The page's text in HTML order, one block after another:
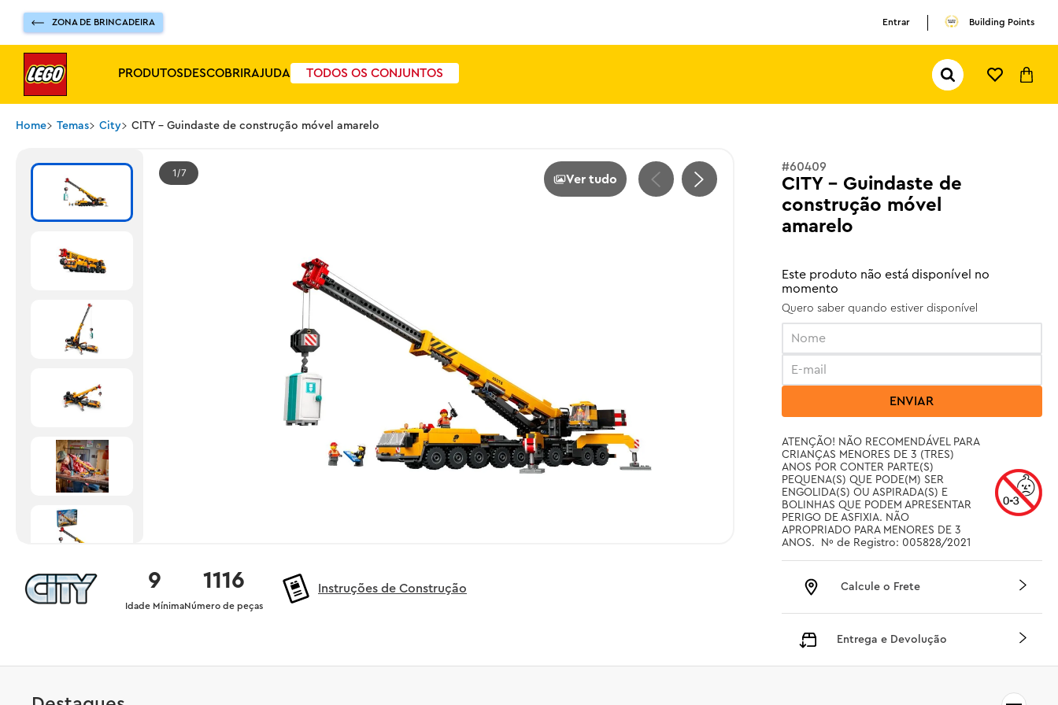
ZONA DE BRINCADEIRA Entrar Building Points
PRODUTOSDESCOBRIRAJUDA TODOS OS CONJUNTOS
Pesquisar...
Home Temas City CITY - Guindaste de construção móvel amarelo
1 7 Ver tudo
1116
Número de peças
9
Idade Mínima
Instruções de Construção
#60409
CITY - Guindaste de
construção móvel
amarelo
Este produto não está disponível no
momento
Quero saber quando estiver disponível
ENVIAR
ATENÇÃO! NÃO RECOMENDÁVEL PARA
CRIANÇAS MENORES DE 3 (TRES)
ANOS POR CONTER PARTE(S)
PEQUENA(S) QUE PODE(M) SER
ENGOLIDA(S) OU ASPIRADA(S) E
BOLINHAS QUE PODEM APRESENTAR
PERIGO DE ASFIXIA. NÃO
APROPRIADO PARA MENORES DE 3
ANOS.  Nº de Registro: 005828/2021
Calcule o Frete
Entrega e Devolução